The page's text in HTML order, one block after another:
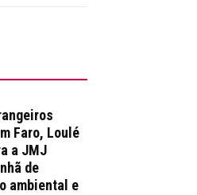
Faro, Loulé
a JMJ
de
ambiental e